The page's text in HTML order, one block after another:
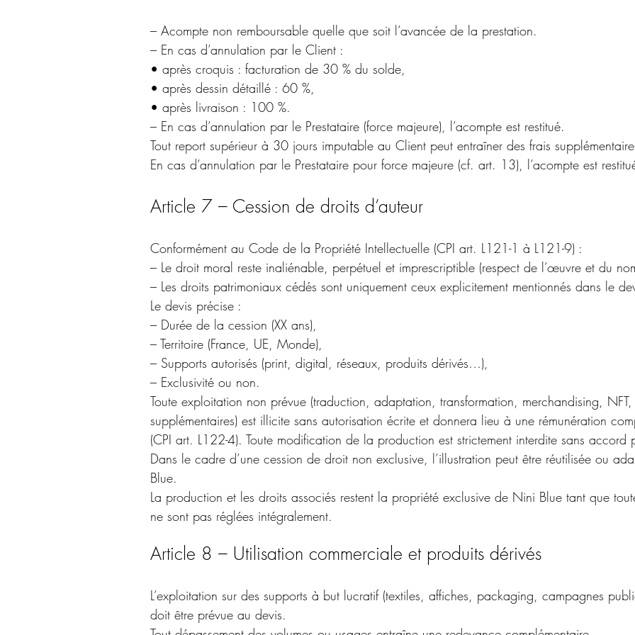
– Acompte non remboursable quelle que soit l’avancée de la prestation.
– En cas d’annulation par le Client :
• après croquis : facturation de 30 % du solde,
• après dessin détaillé : 60 %,
• après livraison : 100 %.
– En cas d’annulation par le Prestataire (force majeure), l’acompte est restitué.
Tout report supérieur à 30 jours imputable au Client peut entraîner des frais
En cas d’annulation par le Prestataire pour force majeure (cf. art. 13), l’acompte est
Article 7 – Cession de droits d’auteur
Conformément au Code de la Propriété Intellectuelle (CPI art. L121-1 à L121-9) :
– Le droit moral reste inaliénable, perpétuel et imprescriptible (respect de l’œuvre et du
– Les droits patrimoniaux cédés sont uniquement ceux explicitement mentionnés dans le
Le devis précise :
– Durée de la cession (XX ans),
– Territoire (France, UE, Monde),
– Supports autorisés (print, digital, réseaux, produits dérivés…),
– Exclusivité ou non.
Toute exploitation non prévue (traduction, adaptation, transformation, merchandising,
supplémentaires) est illicite sans autorisation écrite et donnera lieu à une rémunération
(CPI art. L122-4). Toute modification de la production est strictement interdite sans accord
Dans le cadre d’une cession de droit non exclusive, l’illustration peut être réutilisée ou
Blue.
La production et les droits associés restent la propriété exclusive de Nini Blue tant que
ne sont pas réglées intégralement.
Article 8 – Utilisation commerciale et produits dérivés
L’exploitation sur des supports à but lucratif (textiles, affiches, packaging, campagnes
doit être prévue au devis.